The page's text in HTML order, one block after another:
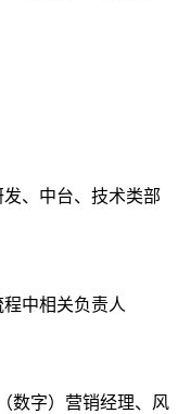
、中台、技术类部
中相关负责人
数字）营销经理、风